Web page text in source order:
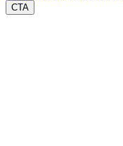
CTA